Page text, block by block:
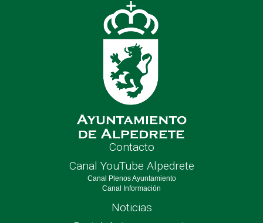
Contacto
Canal YouTube Alpedrete
Canal Plenos Ayuntamiento
Canal Información
Noticias